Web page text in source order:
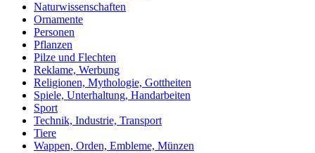
Naturwissenschaften
Ornamente
Personen
Pflanzen
Pilze und Flechten
Reklame, Werbung
Religionen, Mythologie, Gottheiten
Spiele, Unterhaltung, Handarbeiten
Sport
Technik, Industrie, Transport
Tiere
Wappen, Orden, Embleme, Münzen